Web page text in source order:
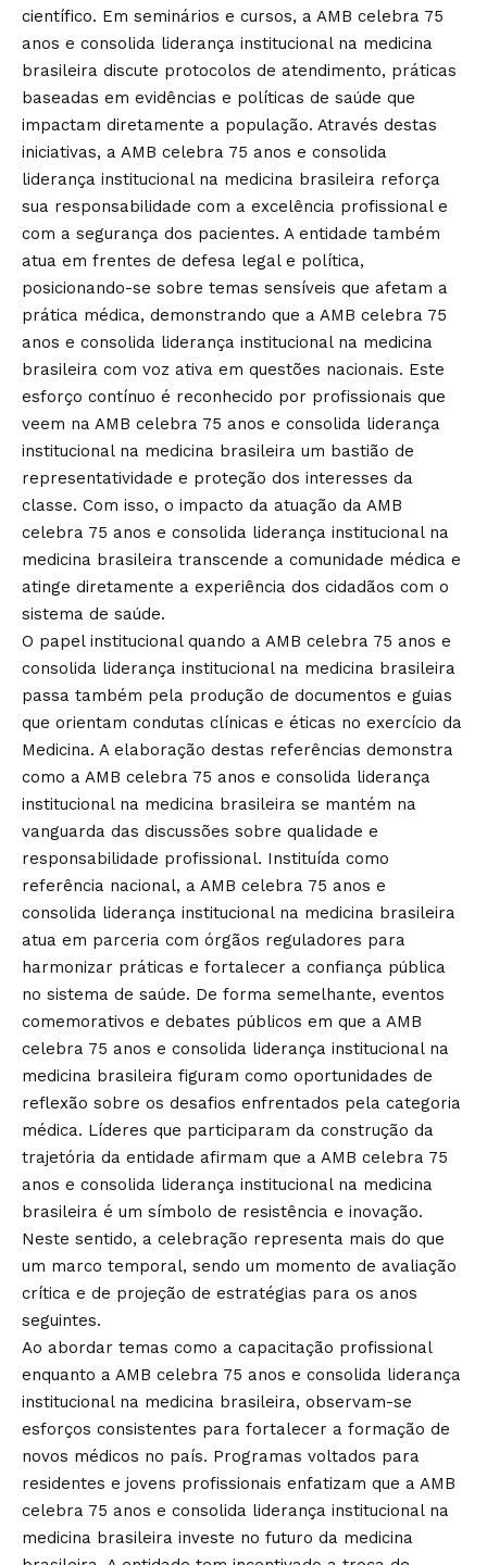
científico. Em seminários e cursos, a AMB celebra 75
anos e consolida liderança institucional na medicina
brasileira discute protocolos de atendimento, práticas
baseadas em evidências e políticas de saúde que
impactam diretamente a população. Através destas
iniciativas, a AMB celebra 75 anos e consolida
liderança institucional na medicina brasileira reforça
sua responsabilidade com a excelência profissional e
com a segurança dos pacientes. A entidade também
atua em frentes de defesa legal e política,
posicionando-se sobre temas sensíveis que afetam a
prática médica, demonstrando que a AMB celebra 75
anos e consolida liderança institucional na medicina
brasileira com voz ativa em questões nacionais. Este
esforço contínuo é reconhecido por profissionais que
veem na AMB celebra 75 anos e consolida liderança
institucional na medicina brasileira um bastião de
representatividade e proteção dos interesses da
classe. Com isso, o impacto da atuação da AMB
celebra 75 anos e consolida liderança institucional na
medicina brasileira transcende a comunidade médica e
atinge diretamente a experiência dos cidadãos com o
sistema de saúde.
O papel institucional quando a AMB celebra 75 anos e
consolida liderança institucional na medicina brasileira
passa também pela produção de documentos e guias
que orientam condutas clínicas e éticas no exercício da
Medicina. A elaboração destas referências demonstra
como a AMB celebra 75 anos e consolida liderança
institucional na medicina brasileira se mantém na
vanguarda das discussões sobre qualidade e
responsabilidade profissional. Instituída como
referência nacional, a AMB celebra 75 anos e
consolida liderança institucional na medicina brasileira
atua em parceria com órgãos reguladores para
harmonizar práticas e fortalecer a confiança pública
no sistema de saúde. De forma semelhante, eventos
comemorativos e debates públicos em que a AMB
celebra 75 anos e consolida liderança institucional na
medicina brasileira figuram como oportunidades de
reflexão sobre os desafios enfrentados pela categoria
médica. Líderes que participaram da construção da
trajetória da entidade afirmam que a AMB celebra 75
anos e consolida liderança institucional na medicina
brasileira é um símbolo de resistência e inovação.
Neste sentido, a celebração representa mais do que
um marco temporal, sendo um momento de avaliação
crítica e de projeção de estratégias para os anos
seguintes.
Ao abordar temas como a capacitação profissional
enquanto a AMB celebra 75 anos e consolida liderança
institucional na medicina brasileira, observam-se
esforços consistentes para fortalecer a formação de
novos médicos no país. Programas voltados para
residentes e jovens profissionais enfatizam que a AMB
celebra 75 anos e consolida liderança institucional na
medicina brasileira investe no futuro da medicina